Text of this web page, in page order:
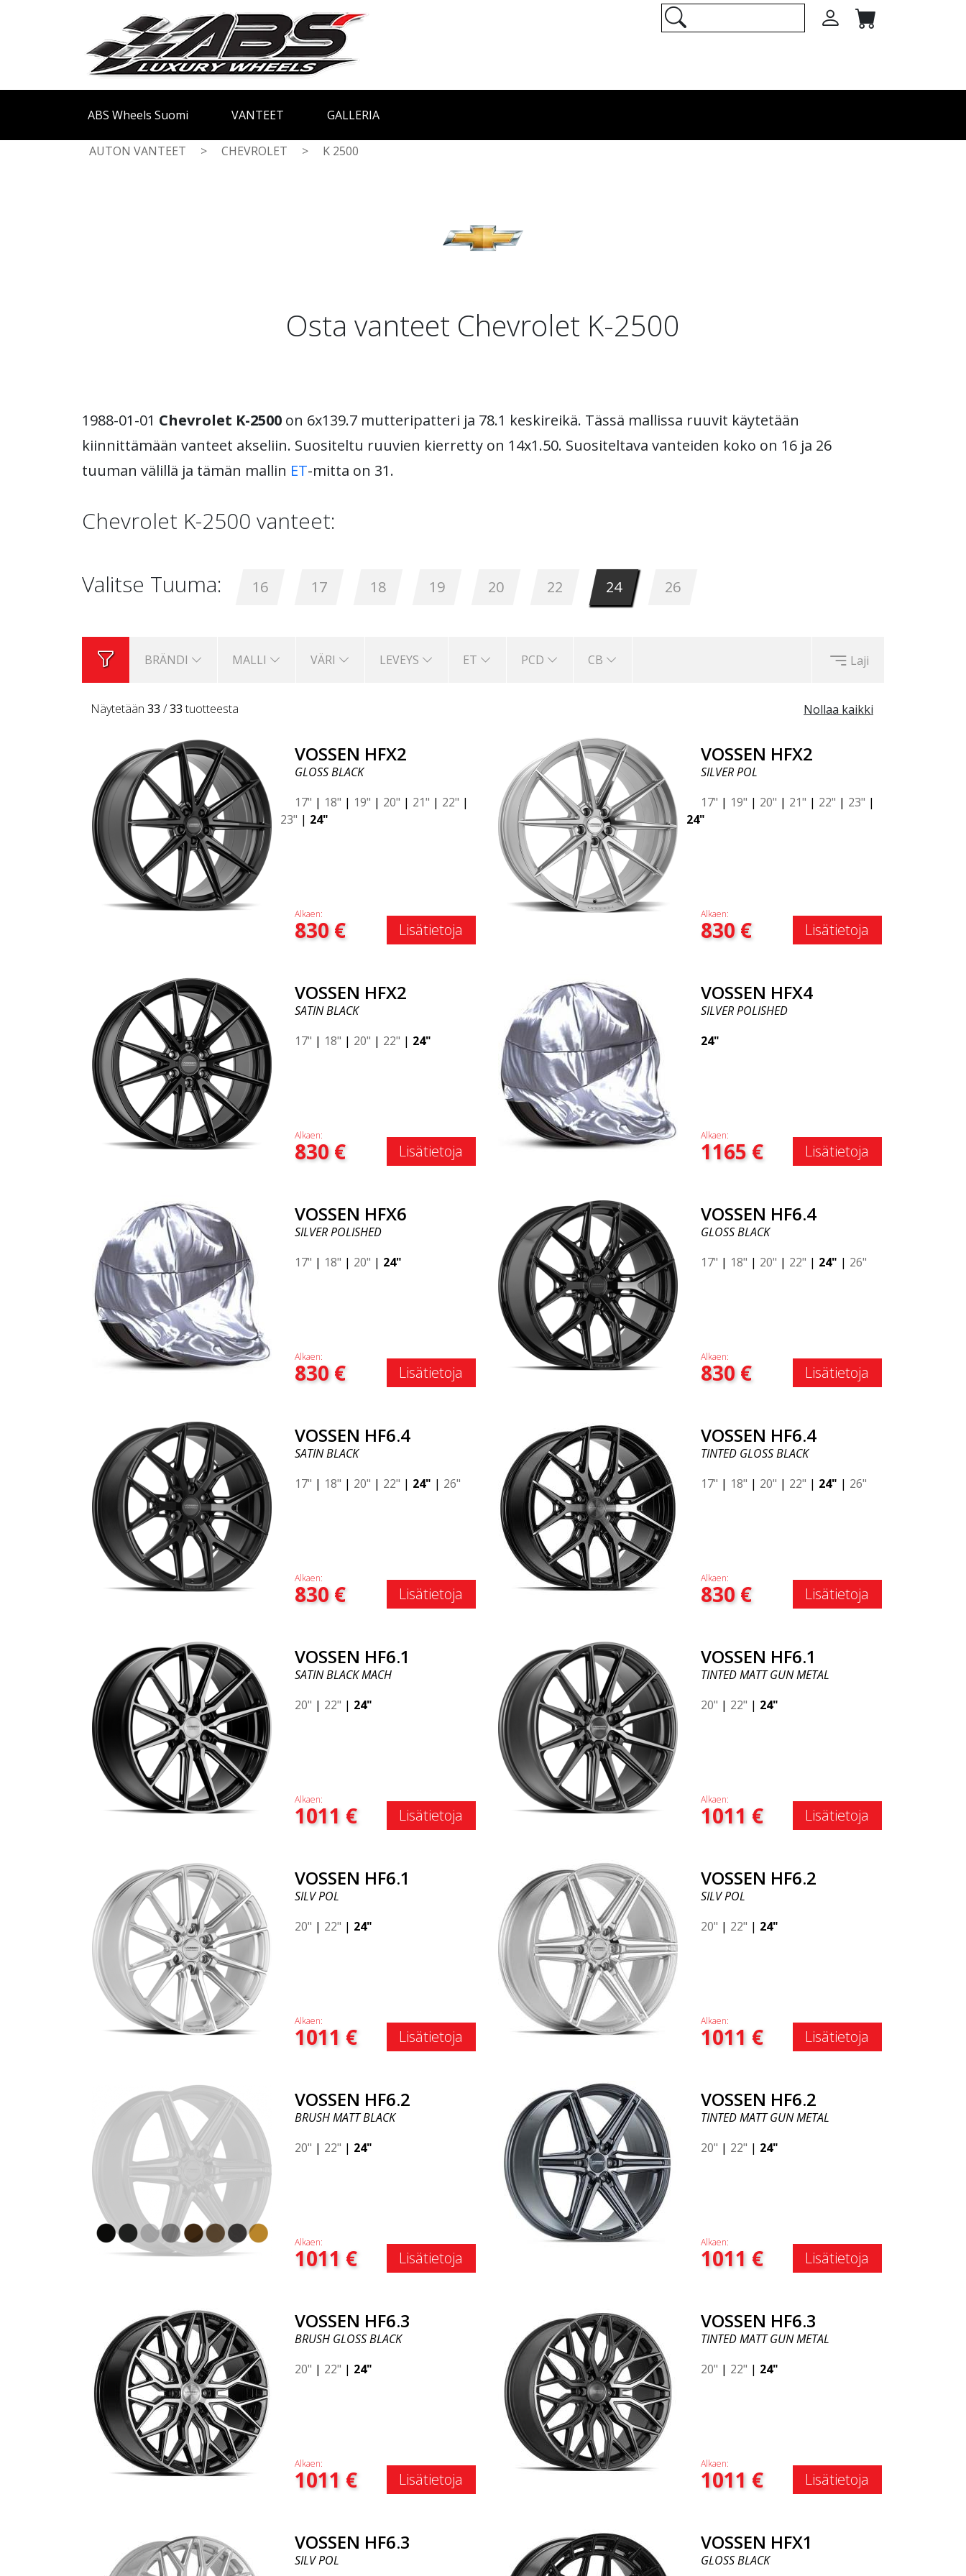
ABS Wheels Suomi VANTEET GALLERIA
AUTON VANTEET > CHEVROLET > K 2500
Osta vanteet Chevrolet K-2500
1988-01-01 Chevrolet K-2500 on 6x139.7 mutteripatteri ja 78.1 keskireikä. Tässä mallissa ruuvit käytetään
kiinnittämään vanteet akseliin. Suositeltu ruuvien kierretty on 14x1.50. Suositeltava vanteiden koko on 16 ja 26
tuuman välillä ja tämän mallin ET-mitta on 31.
Chevrolet K-2500 vanteet:
Valitse Tuuma: 16 17 18 19 20 22 24 26
BRÄNDI MALLI VÄRI LEVEYS ET PCD CB Laji
Nollaa kaikki
Näytetään 33 /33tuotteesta
VOSSEN HFX2
GLOSS BLACK
17" | 18" | 19" | 20" | 21" | 22" |
23" | 24"
Alkaen:
830€ Lisätietoja
VOSSEN HFX2
SILVER POL
17" | 19" | 20" | 21" | 22" | 23" |
24"
Alkaen:
830€ Lisätietoja
VOSSEN HFX2
SATIN BLACK
17" | 18" | 20" | 22" | 24"
Alkaen:
830€ Lisätietoja
VOSSEN HFX4
SILVER POLISHED
24"
Alkaen:
1165€ Lisätietoja
VOSSEN HFX6
SILVER POLISHED
17" | 18" | 20" | 24"
Alkaen:
830€ Lisätietoja
VOSSEN HF6.4
GLOSS BLACK
17" | 18" | 20" | 22" | 24" | 26"
Alkaen:
830€ Lisätietoja
VOSSEN HF6.4
SATIN BLACK
17" | 18" | 20" | 22" | 24" | 26"
Alkaen:
830€ Lisätietoja
VOSSEN HF6.4
TINTED GLOSS BLACK
17" | 18" | 20" | 22" | 24" | 26"
Alkaen:
830€ Lisätietoja
VOSSEN HF6.1
SATIN BLACK MACH
20" | 22" | 24"
Alkaen:
1011 € Lisätietoja
VOSSEN HF6.1
TINTED MATT GUN METAL
20" | 22" | 24"
Alkaen:
1011 € Lisätietoja
VOSSEN HF6.1
SILV POL
20" | 22" | 24"
Alkaen:
1011 € Lisätietoja
VOSSEN HF6.2
SILV POL
20" | 22" | 24"
Alkaen:
1011 € Lisätietoja
VOSSEN HF6.2
BRUSH MATT BLACK
20" | 22" | 24"
Alkaen:
1011 € Lisätietoja
VOSSEN HF6.2
TINTED MATT GUN METAL
20" | 22" | 24"
Alkaen:
1011 € Lisätietoja
VOSSEN HF6.3
BRUSH GLOSS BLACK
20" | 22" | 24"
Alkaen:
1011 € Lisätietoja
VOSSEN HF6.3
TINTED MATT GUN METAL
20" | 22" | 24"
Alkaen:
1011 € Lisätietoja
VOSSEN HF6.3
SILV POL
VOSSEN HFX1
GLOSS BLACK